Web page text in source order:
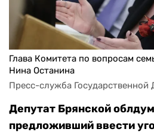
Глава Комитета по вопросам
Нина Останина
Пресс-служба Государственной
Депутат Брянской
предложивший ввести